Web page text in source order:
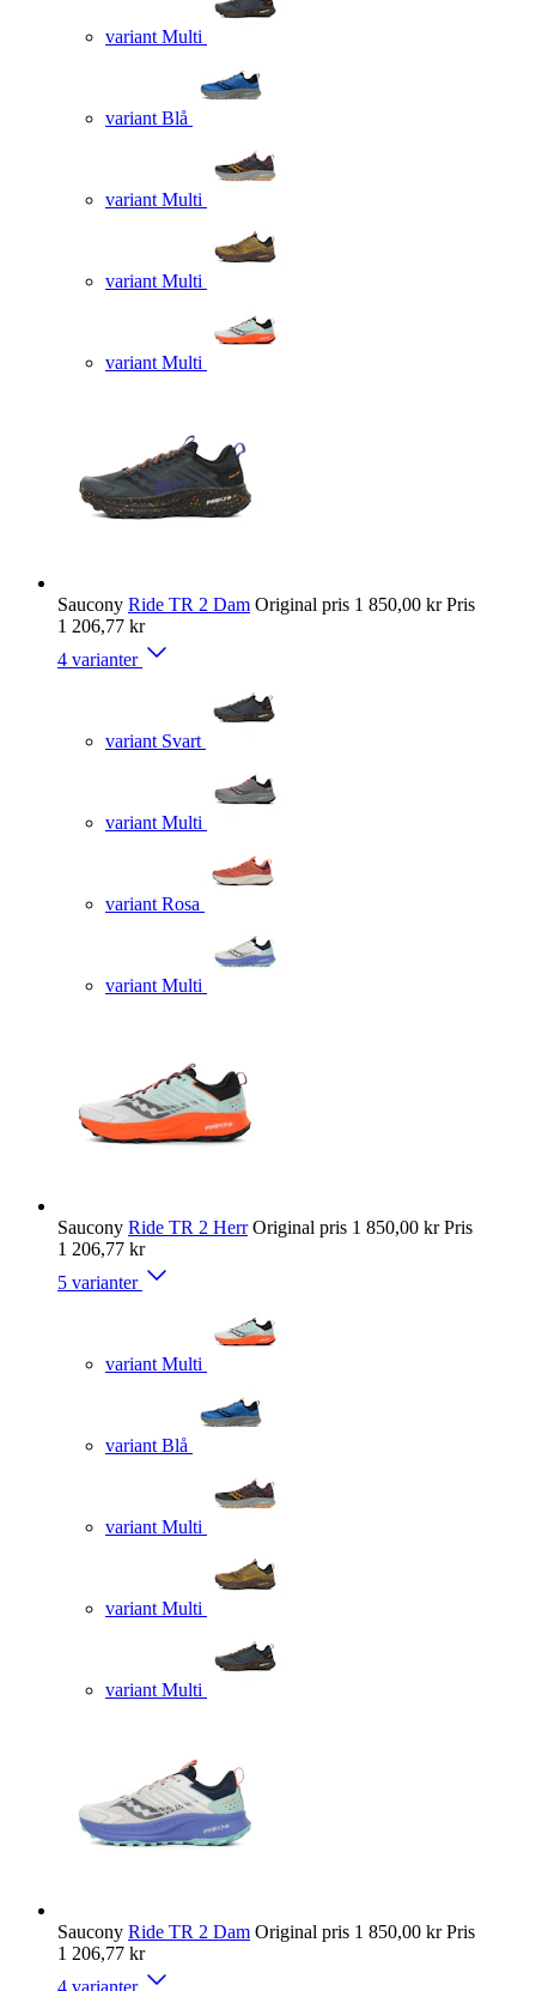
variant Multi
variant Blå
variant Multi
variant Multi
variant Multi
Saucony Ride TR 2 Dam Original pris 1 850,00 kr Pris
1 206,77 kr
4 varianter
variant Svart
variant Multi
variant Rosa
variant Multi
Saucony Ride TR 2 Herr Original pris 1 850,00 kr Pris
1 206,77 kr
5 varianter
variant Multi
variant Blå
variant Multi
variant Multi
variant Multi
Saucony Ride TR 2 Dam Original pris 1 850,00 kr Pris
1 206,77 kr
4 varianter